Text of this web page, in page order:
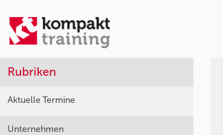
Rubriken
Aktuelle Termine
Unternehmen